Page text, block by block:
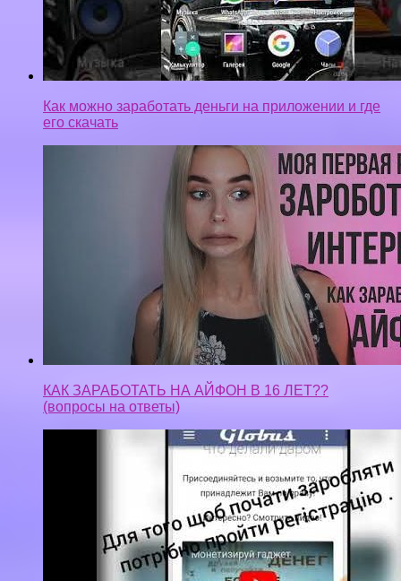
Как можно заработать деньги на приложении и где
его скачать
КАК ЗАРАБОТАТЬ НА АЙФОН В 16 ЛЕТ??
(вопросы на ответы)